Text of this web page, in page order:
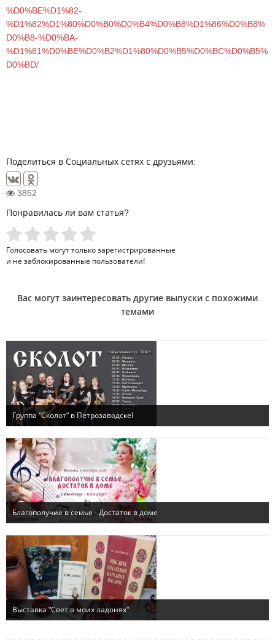
%D0%BE%D1%82-
%D1%82%D1%80%D0%B0%D0%B4%D0%B8%D1%86%D0%B8%
D0%B8-%D0%BA-
%D1%81%D0%BE%D0%B2%D1%80%D0%B5%D0%BC%D0%B5%
D0%BD/
Поделиться в Социальных сетях с друзьями:
3852
Понравилась ли вам статья?
Голосовать могут только зарегистрированные
и не заблокированные пользователи!
Вас могут заинтересовать другие выпуски с похожими
темами